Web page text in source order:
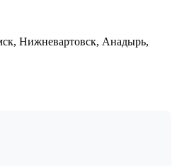
Нижневартовск, Анадырь,